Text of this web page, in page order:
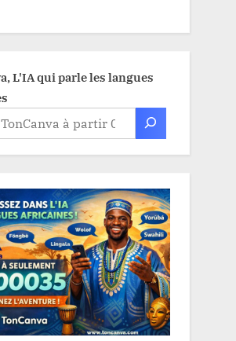
L'IA qui parle les langues